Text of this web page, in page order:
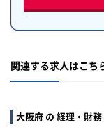
関連する求人はこち
大阪府 の 経理・財